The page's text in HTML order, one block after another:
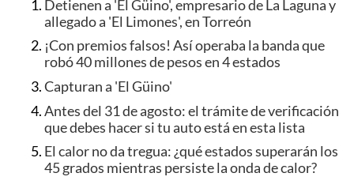
Detienen a 'El Güino', empresario de La Laguna y
allegado a 'El Limones', en Torreón
¡Con premios falsos! Así operaba la banda que
robó 40 millones de pesos en 4 estados
Capturan a 'El Güino'
Antes del 31 de agosto: el trámite de verificación
que debes hacer si tu auto está en esta lista
El calor no da tregua: ¿qué estados superarán los
45 grados mientras persiste la onda de calor?